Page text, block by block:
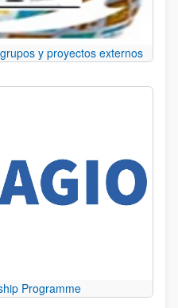
y proyectos externos
Programme